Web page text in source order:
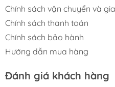
Chính sách vận chuyển và
Chính sách thanh toán
Chính sách bảo hành
Hướng dẫn mua hàng
Đánh giá khách hàng